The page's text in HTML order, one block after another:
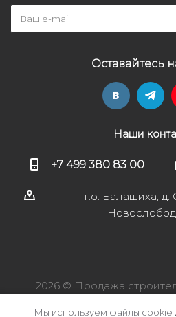
Оставайтесь
Наши
+7 499 380 83 00
г.о. Балашиха, д.
2026 © Продажа
Мы используем файлы cookie